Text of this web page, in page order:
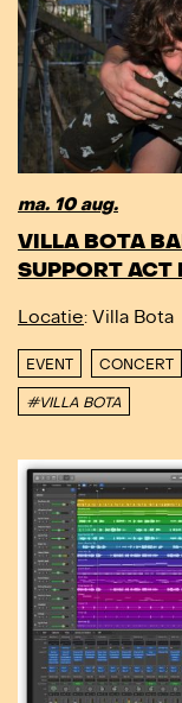
ma. 10 aug.
VILLA BOTA
SUPPORT ACT
Locatie: Villa Bota
EVENT CONCERT
#VILLA BOTA